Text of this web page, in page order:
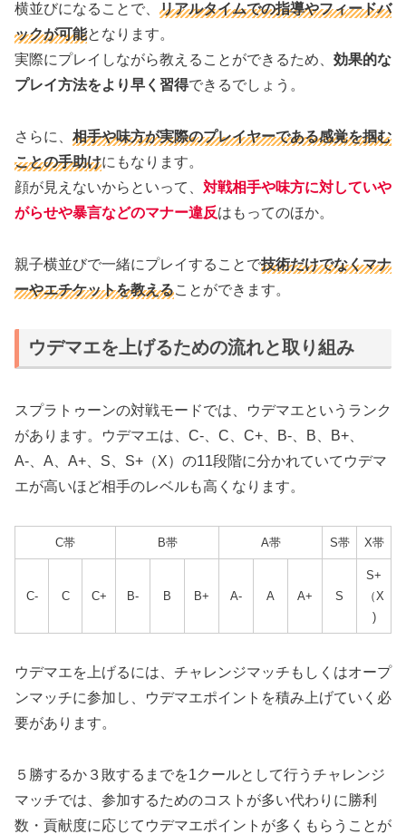
横並びになることで、 リアルタイムでの指導やフィードバ
ックが可能となります。
実際にプレイしながら教えることができるため、 効果的な
プレイ方法をより早く習得できるでしょう。
さらに、 相手や味方が実際のプレイヤーである感覚を掴む
ことの手助けにもなります。
顔が見えないからといって、 対戦相手や味方に対していや
がらせや暴言などのマナー違反はもってのほか。
親子横並びで一緒にプレイすることで技術だけでなくマナ
ーやエチケットを教えることができます。
ウデマエを上げるための流れと取り組み
スプラトゥーンの対戦モードでは、ウデマエというランク
があります。ウデマエは、C-、C、C+、B-、B、B+、
A-、A、A+、S、S+（X）の11段階に分かれていてウデマ
エが高いほど相手のレベルも高くなります。
C帯 B帯 A帯 S帯 X帯
C- C C+ B- B B+ A- A A+ S
S+
（X
)
ウデマエを上げるには、チャレンジマッチもしくはオープ
ンマッチに参加し、ウデマエポイントを積み上げていく必
要があります。
５勝するか３敗するまでを1クールとして行うチャレンジ
マッチでは、参加するためのコストが多い代わりに勝利
数・貢献度に応じてウデマエポイントが多くもらうことが